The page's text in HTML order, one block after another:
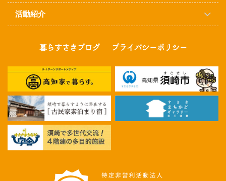
活動紹介
暮らすさきブログ プライバシーポリシー